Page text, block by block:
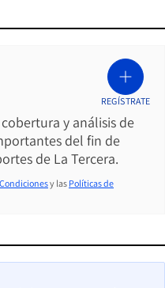
y análisis de
del fin de
de La Tercera.
REGÍSTRATE
y las Políticas de